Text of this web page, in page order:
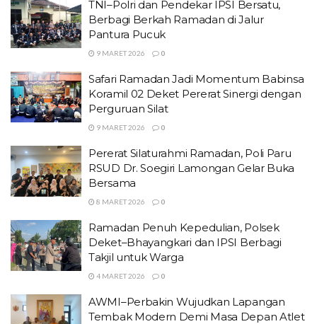
TNI–Polri dan Pendekar IPSI Bersatu,
Berbagi Berkah Ramadan di Jalur
Pantura Pucuk
9 MARET 2026 0
Safari Ramadan Jadi Momentum Babinsa
Koramil 02 Deket Pererat Sinergi dengan
Perguruan Silat
9 MARET 2026 0
Pererat Silaturahmi Ramadan, Poli Paru
RSUD Dr. Soegiri Lamongan Gelar Buka
Bersama
8 MARET 2026 0
Ramadan Penuh Kepedulian, Polsek
Deket–Bhayangkari dan IPSI Berbagi
Takjil untuk Warga
4 MARET 2026 0
AWMI–Perbakin Wujudkan Lapangan
Tembak Modern Demi Masa Depan Atlet